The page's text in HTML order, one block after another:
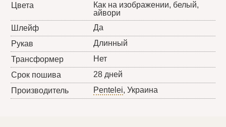
Цвета
Как на изображении, белый,
айвори
Шлейф
Да
Рукав
Длинный
Трансформер
Нет
Срок пошива
28 дней
Производитель
Pentelei, Украина